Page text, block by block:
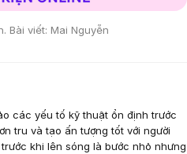
Bài viết: Mai Nguyễn
các yếu tố kỹ thuật ổn định trước
tru và tạo ấn tượng tốt với người
khi lên sóng là bước nhỏ nhưng